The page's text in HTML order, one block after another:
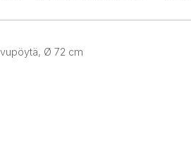
Ø 72 cm